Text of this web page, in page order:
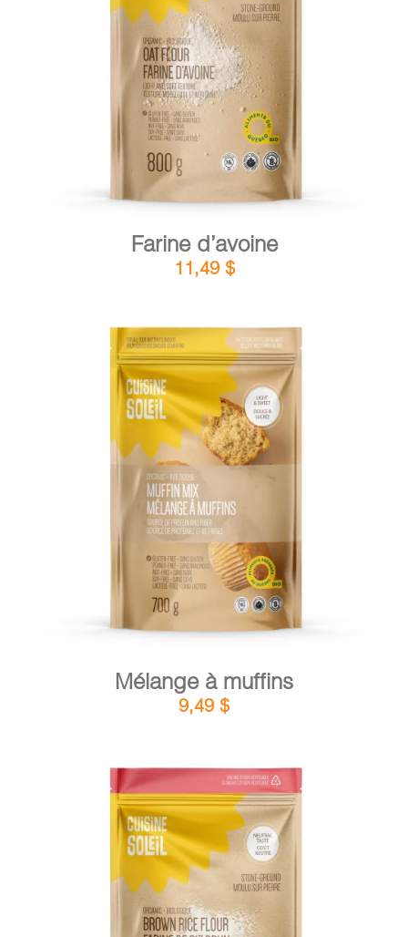
AJOUTER AU PANIER / DÉTAILS
Farine d’avoine
11,49 $
AJOUTER AU PANIER
Mélange à muffins
9,49 $
AJOUTER AU PANIER DÉTAILS